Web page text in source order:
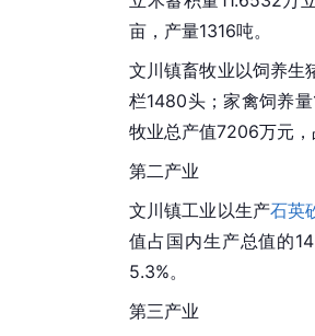
亩，产量1316吨。
文川镇畜牧业以饲养生
栏1480头；家禽饲养
牧业总产值7206万元
第二产业
文川镇工业以生产石英
值占国内生产总值的
5.3%。
第三产业